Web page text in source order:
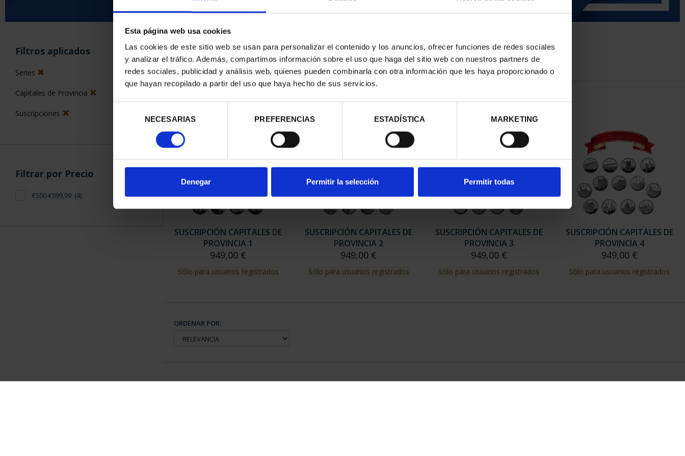
Esta página web usa cookies
Las cookies de este sitio web se usan para personalizar el contenido y los anuncios, ofrecer funciones de redes sociales
y analizar el tráfico. Además, compartimos información sobre el uso que haga del sitio web con nuestros partners de
redes sociales, publicidad y análisis web, quienes pueden combinarla con otra información que les haya proporcionado o
que hayan recopilado a partir del uso que haya hecho de sus servicios.
consentimiento
NECESARIAS PREFERENCIAS ESTADÍSTICA MARKETING
Denegar Permitir la selección Permitir todas
Filtros aplicados
Series
Capitales de Provincia
Suscripciones
Filtrar por Precio
€500-€999,99 (4)
ORDENAR POR:
4 Productos encontrados
SUSCRIPCIÓN CAPITALES DE
PROVINCIA 1
949,00 €
Sólo para usuarios registrados
SUSCRIPCIÓN CAPITALES DE
PROVINCIA 2
949,00 €
Sólo para usuarios registrados
SUSCRIPCIÓN CAPITALES DE
PROVINCIA 3
949,00 €
Sólo para usuarios registrados
SUSCRIPCIÓN CAPITALES DE
PROVINCIA 4
949,00 €
Sólo para usuarios registrados
ORDENAR POR: